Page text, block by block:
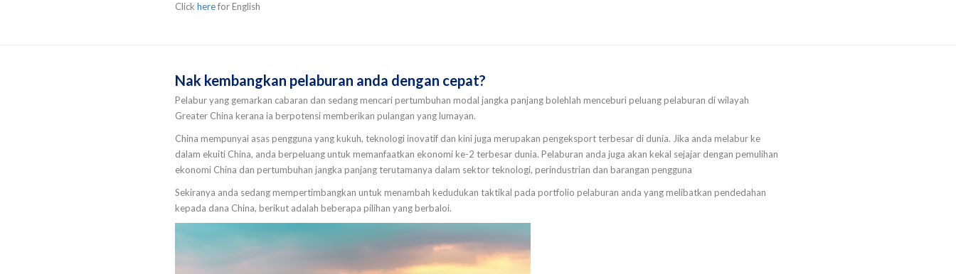
Click herefor English
Nak kembangkan pelaburan anda dengan cepat?
Pelabur yang gemarkan cabaran dan sedang mencari pertumbuhan modal jangka panjang bolehlah menceburi peluang pelaburan di wilayah
Greater China kerana ia berpotensi memberikan pulangan yang lumayan.
China mempunyai asas pengguna yang kukuh, teknologi inovatif dan kini juga merupakan pengeksport terbesar di dunia. Jika anda melabur ke
dalam ekuiti China, anda berpeluang untuk memanfaatkan ekonomi ke-2 terbesar dunia. Pelaburan anda juga akan kekal sejajar dengan pemulihan
ekonomi China dan pertumbuhan jangka panjang terutamanya dalam sektor teknologi, perindustrian dan barangan pengguna
Sekiranya anda sedang mempertimbangkan untuk menambah kedudukan taktikal pada portfolio pelaburan anda yang melibatkan pendedahan
kepada dana China, berikut adalah beberapa pilihan yang berbaloi.